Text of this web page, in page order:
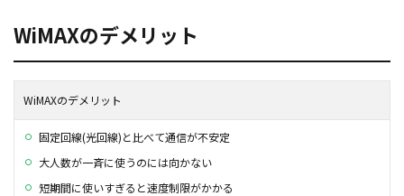
WiMAXのデメリット
WiMAXのデメリット
固定回線(光回線)と比べて通信が不安定
大人数が一斉に使うのには向かない
短期間に使いすぎると速度制限がかかる